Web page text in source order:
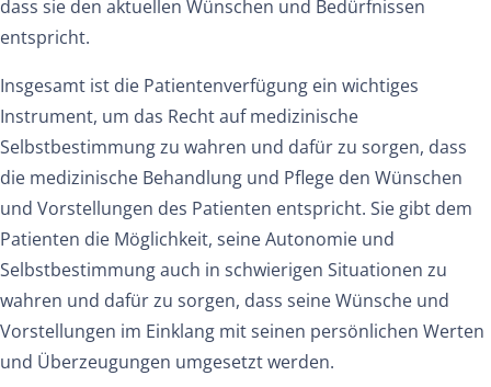
dass sie den aktuellen Wünschen und Bedürfnissen
entspricht.
Insgesamt ist die Patientenverfügung ein wichtiges
Instrument, um das Recht auf medizinische
Selbstbestimmung zu wahren und dafür zu sorgen, dass
die medizinische Behandlung und Pflege den Wünschen
und Vorstellungen des Patienten entspricht. Sie gibt dem
Patienten die Möglichkeit, seine Autonomie und
Selbstbestimmung auch in schwierigen Situationen zu
wahren und dafür zu sorgen, dass seine Wünsche und
Vorstellungen im Einklang mit seinen persönlichen Werten
und Überzeugungen umgesetzt werden.